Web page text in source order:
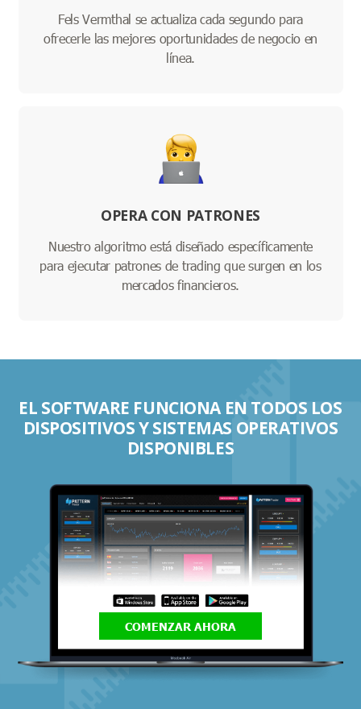
Fels Vermthal se actualiza cada segundo para
ofrecerle las mejores oportunidades de negocio en
línea.
OPERA CON PATRONES
Nuestro algoritmo está diseñado específicamente
para ejecutar patrones de trading que surgen en los
mercados financieros.
EL SOFTWARE FUNCIONA EN TODOS LOS
DISPOSITIVOS Y SISTEMAS OPERATIVOS
DISPONIBLES
COMENZAR AHORA